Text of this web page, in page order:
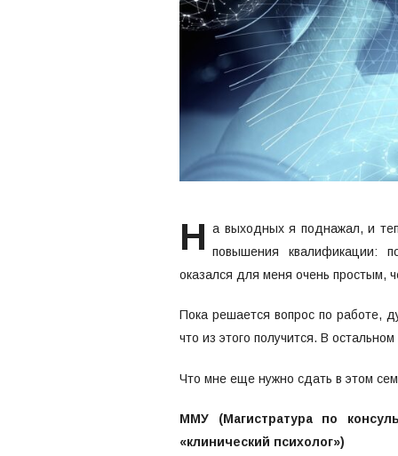
Н а выходных я поднажал, и
повышения квалификации:
оказался для меня очень простым,
Пока решается вопрос по работе,
что из этого получится. В
Что мне еще нужно сдать в этом
ММУ (Магистратура по
«клинический психолог»)